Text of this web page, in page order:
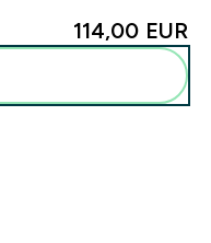
114,00 EUR‎